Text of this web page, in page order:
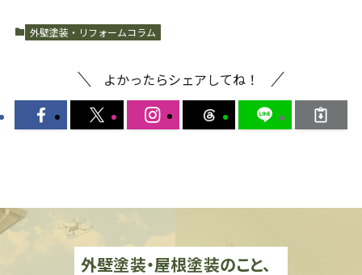
外壁塗装・リフォームコラム
よかったらシェアしてね！
外壁塗装・屋根塗装のこと、